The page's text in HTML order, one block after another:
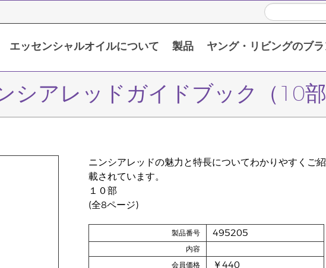
エッセンシャルオイルについて 製品 ヤング・リビングのブラ
シアレッドガイドブック（10部
ニンシアレッドの魅力と特長についてわかりやすくご
載されています。
１０部
(全8ページ)
製品番号 495205
内容
会員価格 ￥440